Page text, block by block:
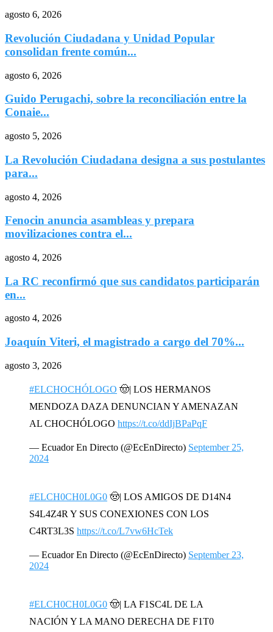
agosto 6, 2026
Revolución Ciudadana y Unidad Popular
consolidan frente común...
agosto 6, 2026
Guido Perugachi, sobre la reconciliación entre la
Conaie...
agosto 5, 2026
La Revolución Ciudadana designa a sus postulantes
para...
agosto 4, 2026
Fenocin anuncia asambleas y prepara
movilizaciones contra el...
agosto 4, 2026
La RC reconfirmó que sus candidatos participarán
en...
agosto 4, 2026
Joaquín Viteri, el magistrado a cargo del 70%...
agosto 3, 2026
#ELCHOCHÓLOGO 🤠| LOS HERMANOS
MENDOZA DAZA DENUNCIAN Y AMENAZAN
AL CHOCHÓLOGO https://t.co/ddIjBPaPqF
— Ecuador En Directo (@EcEnDirecto) September 25,
2024
#ELCH0CH0L0G0 🤠| LOS AMIGOS DE D14N4
S4L4Z4R Y SUS CONEXIONES CON LOS
C4RT3L3S https://t.co/L7vw6HcTek
— Ecuador En Directo (@EcEnDirecto) September 23,
2024
#ELCH0CH0L0G0 🤠| LA F1SC4L DE LA
NACIÓN Y LA MANO DERECHA DE F1T0